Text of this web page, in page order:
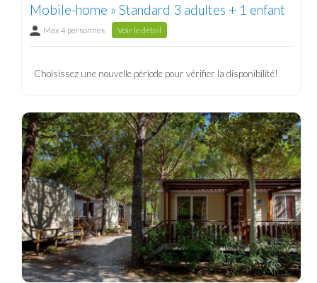
Mobile-home » Standard 3 adultes + 1 enfant
Max 4 personnes Voir le détail
Choisissez une nouvelle période pour vérifier la disponibilité!